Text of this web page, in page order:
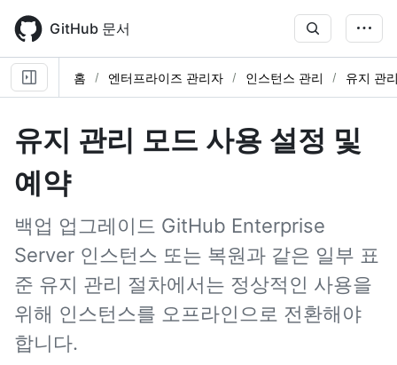
main
content
GitHub 문서
홈 엔터프라이즈 관리자 인스턴스 관리 유지 관
유지 관리 모드 사용 설정 및
예약
백업 업그레이드 GitHub Enterprise
Server 인스턴스 또는 복원과 같은 일부 표
준 유지 관리 절차에서는 정상적인 사용을
위해 인스턴스를 오프라인으로 전환해야
합니다.